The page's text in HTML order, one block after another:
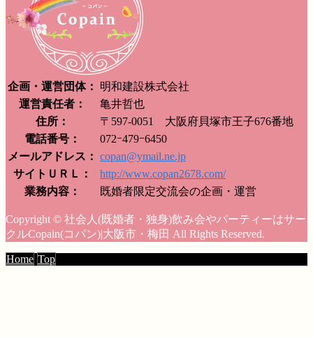
企画・運営団体：
明和建設株式会社
運営責任者：
亀井哲也
住所：
〒597-0051 大阪府貝塚市王子676番地
電話番号：
072ｰ479ｰ6450
メールアドレス： copan@ymail.ne.jp
サイトＵＲＬ：
http://www.copan2678.com/
業務内容：
既婚者限定交流会の企画・運営
Copyright © 社会人(既婚者・独身)飲み会やパーティーはサー
クルCopain(コパン)|大阪市・梅田 All Rights Reserved.
Home Top